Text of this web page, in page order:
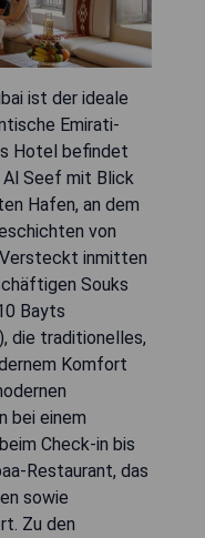
ist der ideale
Emirati-
Hotel befindet
Al Seef mit Blick
Hafen, an dem
von
inmitten
Souks
Bayts
die traditionelles,
Komfort
bei einem
Check-in bis
Restaurant, das
sowie
Zu den